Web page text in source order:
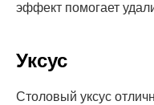
эффект помогает
Уксус
Столовый уксус